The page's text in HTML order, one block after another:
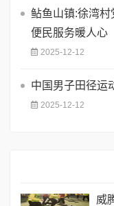
鲇鱼山镇:徐湾
便民服务暖人心
2025-12-12
中国男子田径
2025-12-12
威